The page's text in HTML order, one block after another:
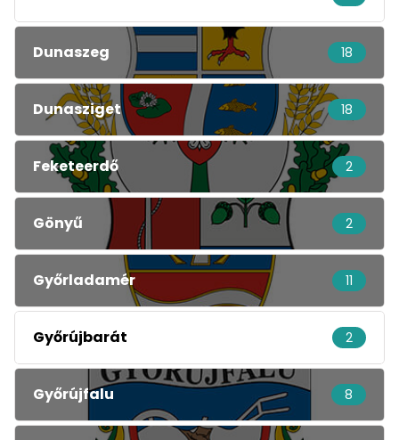
Dunaszeg 18
Dunasziget 18
Feketeerdő 2
Gönyű 2
Győrladamér 11
Győrújbarát 2
Győrújfalu 8